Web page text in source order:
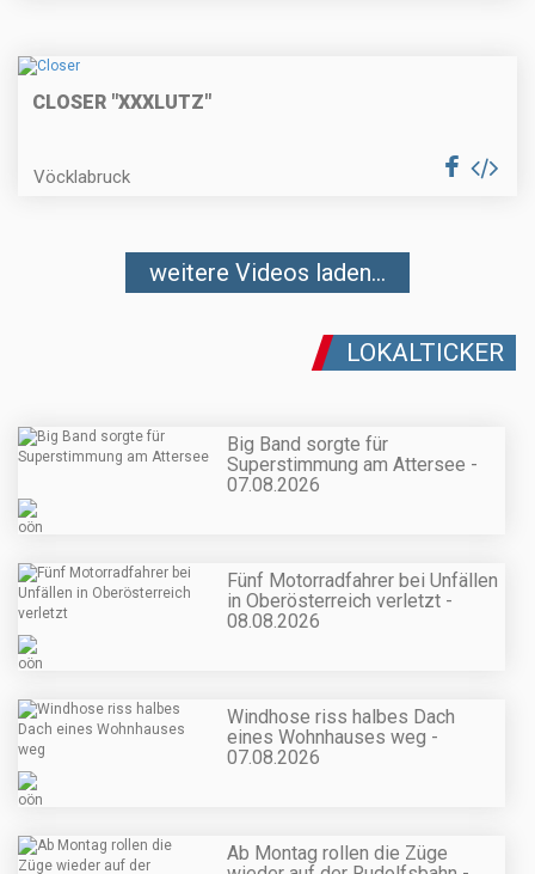
CLOSER "XXXLUTZ"
Vöcklabruck
weitere Videos laden...
LOKALTICKER
Big Band sorgte für
Superstimmung am Attersee -
07.08.2026
Fünf Motorradfahrer bei Unfällen
in Oberösterreich verletzt -
08.08.2026
Windhose riss halbes Dach
eines Wohnhauses weg -
07.08.2026
Ab Montag rollen die Züge